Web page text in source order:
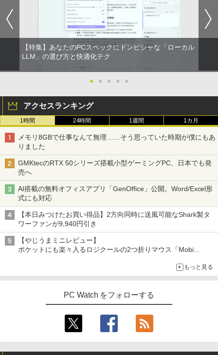
【特集】あなたのPCスペックにドンピシャな「ローカル
LLM」の選び方と快適化テク
● ● ● ● ●
アクセスランキング
1時間 24時間 1週間 1カ月
メモリ8GBで仕事なんて無理……そう思っていた時期が僕にもあ
りました
GMKtecのRTX 50シリーズ搭載小型ゲーミングPC、日本でも発
売へ
AI搭載の無料オフィスアプリ「GenOffice」公開。Word/Excel形
式にも対応
【本日みつけたお買い得品】2方向同時に送風可能なShark製タ
ワーファンが9,940円引き
【やじうまミニレビュー】
ポケットにも楽々入るロジクールの2つ折りマウス「Mobi
もっと見る
PC Watch をフォローする